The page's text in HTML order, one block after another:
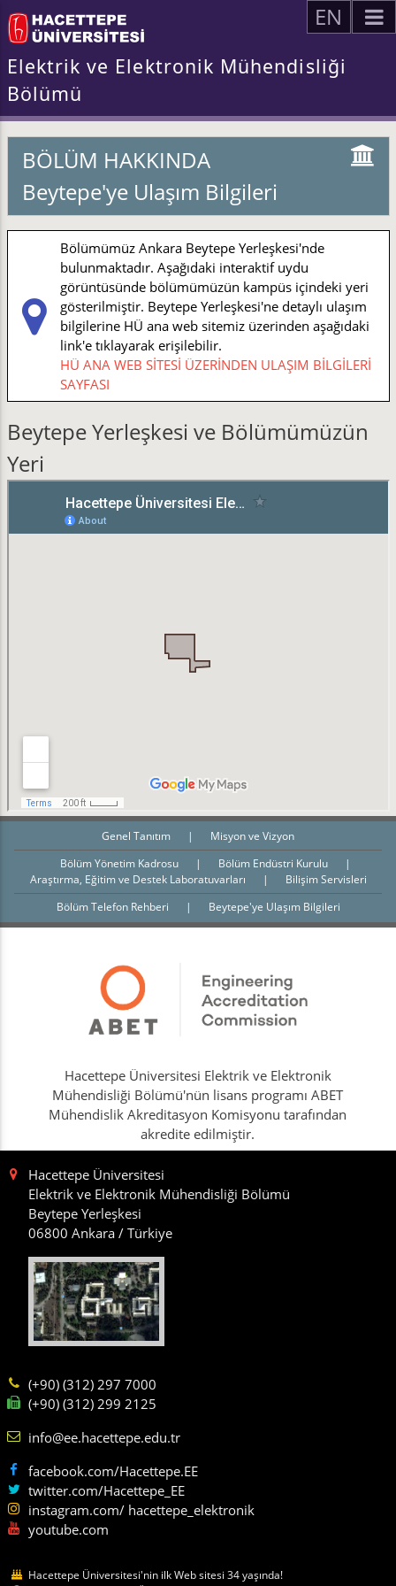
EN
Elektrik ve Elektronik Mühendisliği
Bölümü
BÖLÜM HAKKINDA
Beytepe'ye Ulaşım Bilgileri
Bölümümüz Ankara Beytepe Yerleşkesi'nde
bulunmaktadır. Aşağıdaki interaktif uydu
görüntüsünde bölümümüzün kampüs içindeki yeri
gösterilmiştir. Beytepe Yerleşkesi'ne detaylı ulaşım
bilgilerine HÜ ana web sitemiz üzerinden aşağıdaki
link'e tıklayarak erişilebilir.
HÜ ANA WEB SİTESİ ÜZERİNDEN ULAŞIM BİLGİLERİ
SAYFASI
Beytepe Yerleşkesi ve Bölümümüzün
Yeri
Genel Tanıtım |
Misyon ve Vizyon
Bölüm Yönetim Kadrosu
| Bölüm Endüstri Kurulu
|
Araştırma, Eğitim ve Destek Laboratuvarları
|
Bilişim Servisleri
Bölüm Telefon Rehberi
| Beytepe'ye Ulaşım Bilgileri
Hacettepe Üniversitesi Elektrik ve Elektronik
Mühendisliği Bölümü'nün lisans programı ABET
Mühendislik Akreditasyon Komisyonu tarafından
akredite edilmiştir.
Hacettepe Üniversitesi
Elektrik ve Elektronik Mühendisliği Bölümü
Beytepe Yerleşkesi
06800 Ankara / Türkiye
(+90) (312) 297 7000
(+90) (312) 299 2125
info@ee.hacettepe.edu.tr
facebook.com/Hacettepe.EE
twitter.com/Hacettepe_EE
instagram.com/ hacettepe_elektronik
youtube.com
Hacettepe Üniversitesi'nin ilk Web sitesi 34 yaşında!